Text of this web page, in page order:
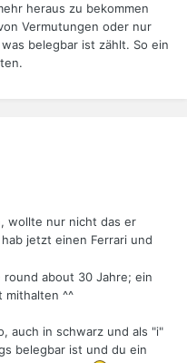
heraus zu bekommen
Vermutungen oder nur
belegbar ist zählt. So ein
wollte nur nicht das er
jetzt einen Ferrari und
about 30 Jahre; ein
mithalten ^^
auch in schwarz und als "i"
belegbar ist und du ein